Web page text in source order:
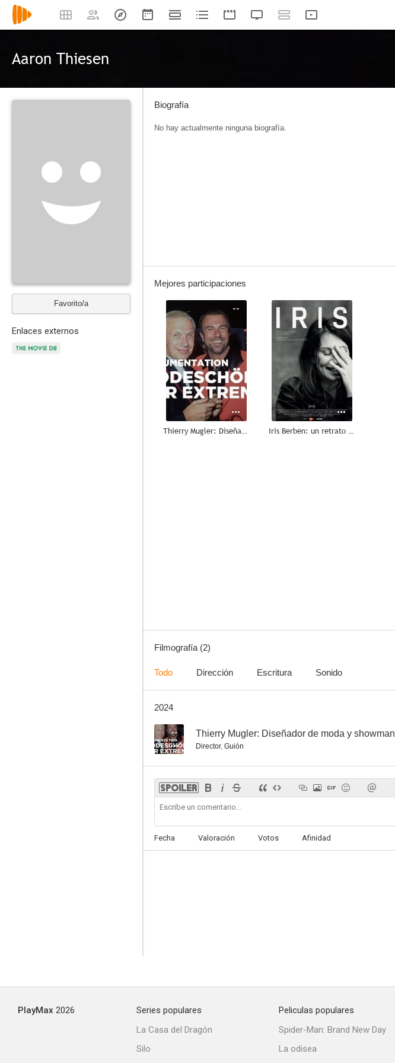
Aaron Thiesen
Favorito/a
Enlaces externos
Biografía
No hay actualmente ninguna biografía.
Mejores participaciones
--
Thierry Mugler: Diseñador de moda y showman
--
Iris Berben: un retrato personal
Filmografía (2)
Todo Dirección Escritura Sonido
2024
-- Thierry Mugler: Diseñador de moda y showman
Director, Guión
Fecha Valoración Votos Afinidad
PlayMax 2026
Series populares
La Casa del Dragón
Silo
Peliculas populares
Spider-Man: Brand New Day
La odisea